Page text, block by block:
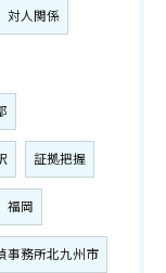
対人関係
証拠把握
福岡
事務所北九州市